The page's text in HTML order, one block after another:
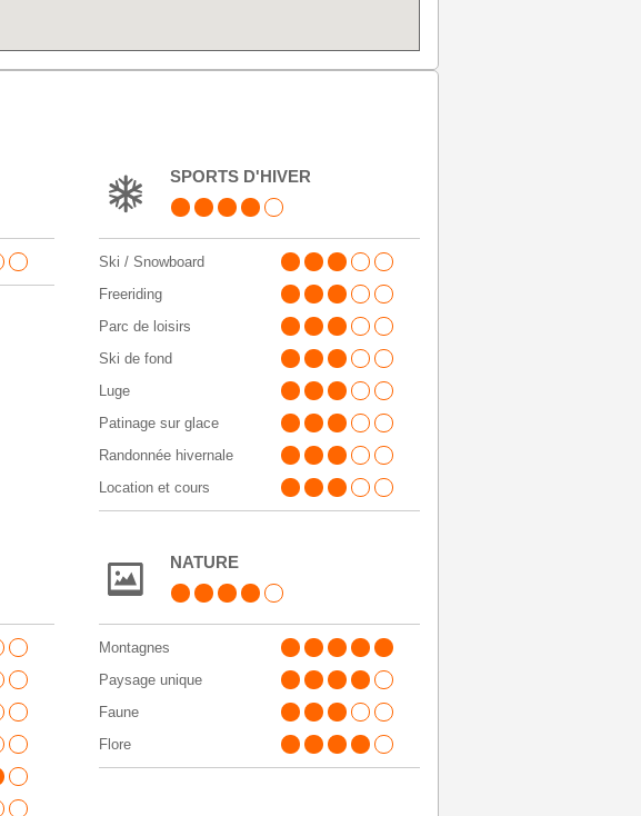
SPORTS D'HIVER
Ski / Snowboard
Freeriding
Parc de loisirs
Ski de fond
Luge
Patinage sur glace
Randonnée hivernale
Location et cours
NATURE
Montagnes
Paysage unique
Faune
Flore